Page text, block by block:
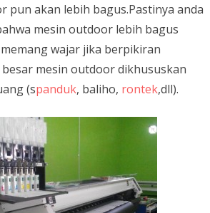
pun akan lebih bagus.Pastinya anda
mesin outdoor lebih bagus
wajar jika berpikiran
mesin outdoor dikhususkan
(spanduk, baliho, rontek,dll).